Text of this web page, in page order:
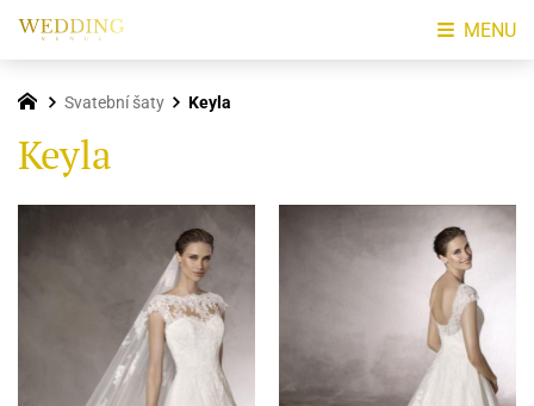
Svatební šaty Keyla
Keyla
MENU